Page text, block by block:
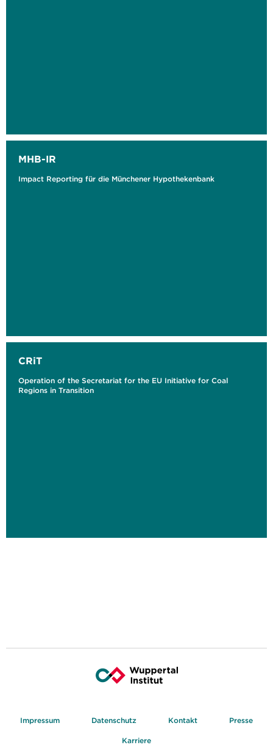
MHB-IR
Impact Reporting für die Münchener Hypothekenbank
CRiT
Operation of the Secretariat for the EU Initiative for Coal
Regions in Transition
Impressum Datenschutz Kontakt Presse
Karriere